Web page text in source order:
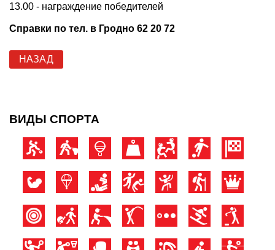
13.00 - награждение победителей
Справки по тел. в Гродно 62 20 72
НАЗАД
ВИДЫ СПОРТА